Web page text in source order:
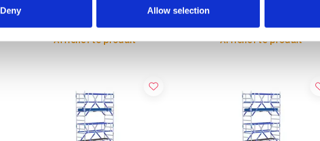
Deny Allow selection
€3.789,00
Afficher le produit
€2.849,00
Afficher le produit